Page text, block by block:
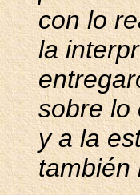
con lo
la
sobre lo
y a la
también